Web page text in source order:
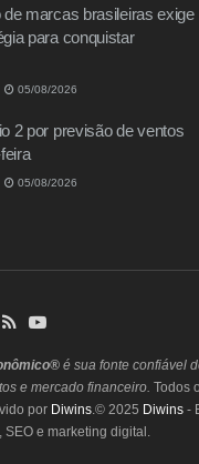
marcas brasileiras exige
para conquistar
05/08/2026
2 por previsão de ventos
05/08/2026
é sua fonte confiável
e mercado financeiro. Todos
por Diwins .© 2025 Diwins -
e marketing digital.